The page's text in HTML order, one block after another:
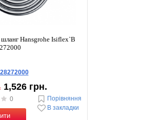
Hansgrohe Isiflex`B
28272000
1,526 грн.
0
Порівняння
В закладки